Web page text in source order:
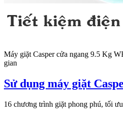
Máy giặt Casper cửa ngang 9.5 Kg
gian
Sử dụng máy giặt
16 chương trình giặt phong phú, tối